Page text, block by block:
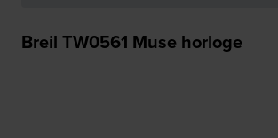
Breil TW0561 Muse horloge